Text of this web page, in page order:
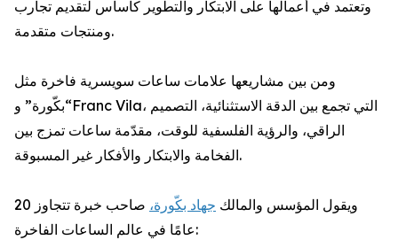
وتعتمد في أعمالها على الابتكار والتطوير كأساس لتقديم تجارب
ومنتجات متقدمة.
ومن بين مشاريعها علامات ساعات سويسرية فاخرة مثل
“بكّورة” وFranc Vila، التي تجمع بين الدقة الاستثنائية، التصميم
الراقي، والرؤية الفلسفية للوقت، مقدّمة ساعات تمزج بين
الفخامة والابتكار والأفكار غير المسبوقة.
ويقول المؤسس والمالك جهاد بكّورة،
صاحب خبرة تتجاوز 20
عامًا في عالم الساعات الفاخرة: